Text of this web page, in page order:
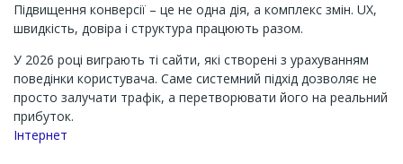
Підвищення конверсії – це не одна дія, а комплекс змін. UX,
швидкість, довіра і структура працюють разом.
У 2026 році виграють ті сайти, які створені з урахуванням
поведінки користувача. Саме системний підхід дозволяє не
просто залучати трафік, а перетворювати його на реальний
прибуток.
Channel
Інтернет